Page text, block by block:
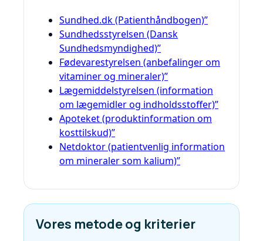
Sundhed.dk (Patienthåndbogen)”
Sundhedsstyrelsen (Dansk
Sundhedsmyndighed)”
Fødevarestyrelsen (anbefalinger om
vitaminer og mineraler)”
Lægemiddelstyrelsen (information
om lægemidler og indholdsstoffer)”
Apoteket (produktinformation om
kosttilskud)”
Netdoktor (patientvenlig information
om mineraler som kalium)”
Vores metode og kriterier